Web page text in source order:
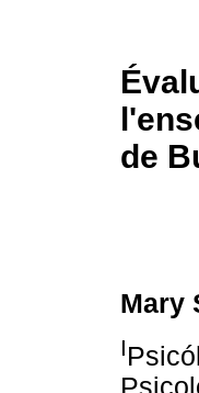
de
Mary
I